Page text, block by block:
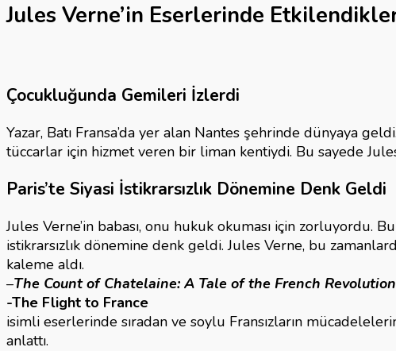
Jules Verne’in Eserlerinde
Çocukluğunda Gemileri İzlerdi
Yazar, Batı Fransa’da yer alan Nantes şehrinde dünyaya
tüccarlar için hizmet veren bir liman kentiydi. Bu sayede
Paris’te Siyasi İstikrarsızlık Dönemine Denk Geldi
Jules Verne’in babası, onu hukuk okuması için zorluyordu.
istikrarsızlık dönemine denk geldi. Jules Verne, bu
kaleme aldı.
–The Count of Chatelaine: A Tale of the French
-The Flight to France
isimli eserlerinde sıradan ve soylu Fransızların
anlattı.